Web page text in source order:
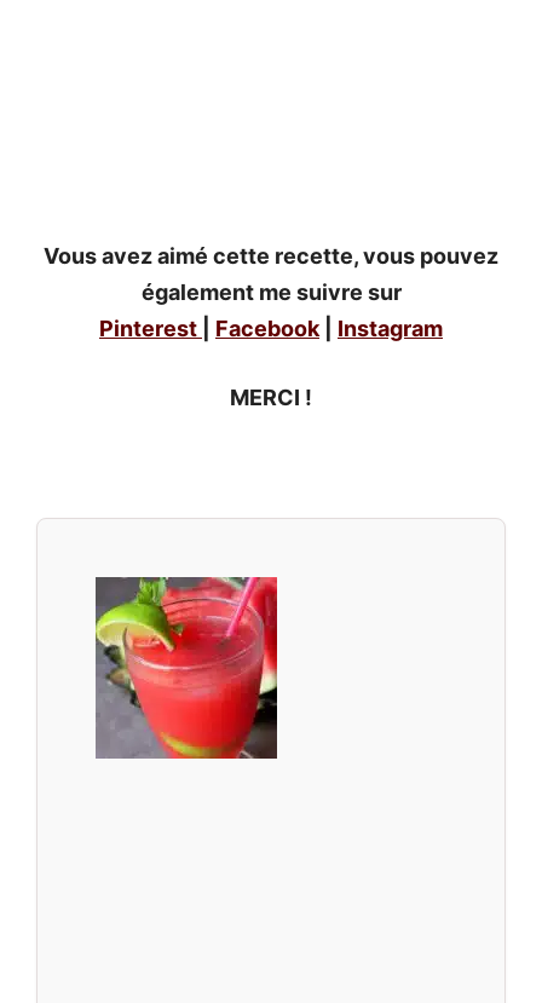
Vous avez aimé cette recette, vous pouvez
également me suivre sur
Pinterest
Facebook Instagram
MERCI !